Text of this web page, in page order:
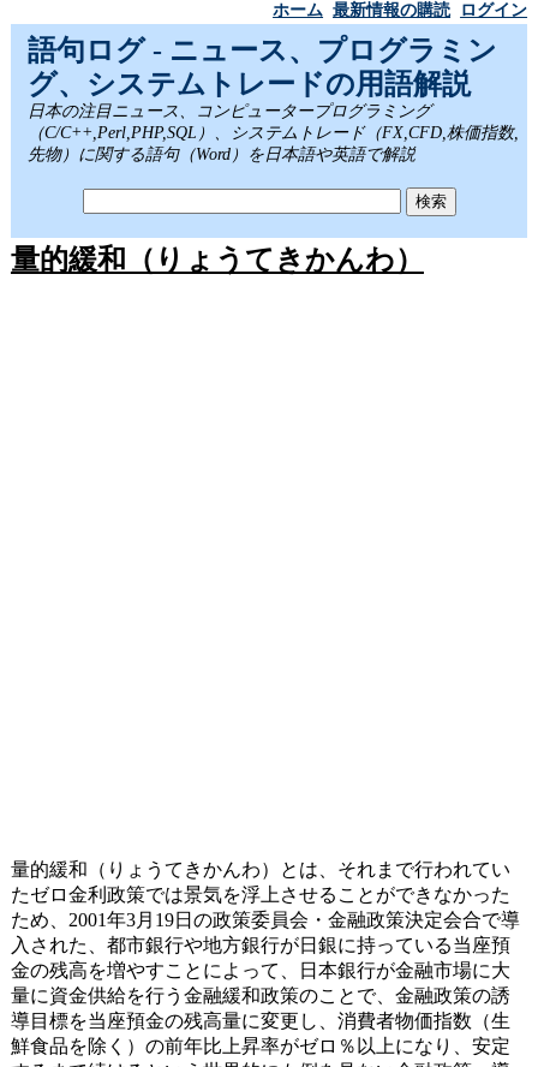
ホーム 最新情報の購読 ログイン
語句ログ - ニュース、プログラミン
グ、システムトレードの用語解説
日本の注目ニュース、コンピュータープログラミング
（C/C++,Perl,PHP,SQL）、システムトレード（FX,CFD,株価指数,
先物）に関する語句（Word）を日本語や英語で解説
量的緩和（りょうてきかんわ）
量的緩和（りょうてきかんわ）とは、それまで行われてい
たゼロ金利政策では景気を浮上させることができなかった
ため、2001年3月19日の政策委員会・金融政策決定会合で導
入された、都市銀行や地方銀行が日銀に持っている当座預
金の残高を増やすことによって、日本銀行が金融市場に大
量に資金供給を行う金融緩和政策のことで、金融政策の誘
導目標を当座預金の残高量に変更し、消費者物価指数（生
鮮食品を除く）の前年比上昇率がゼロ％以上になり、安定